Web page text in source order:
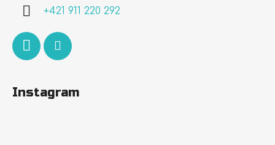
+421 911 220 292
Instagram